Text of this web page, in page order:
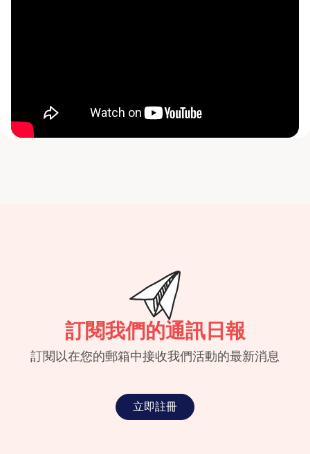
訂閱我們的通訊日報
訂閱以在您的郵箱中接收我們活動的最新消息
立即註冊